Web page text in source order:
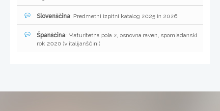
Slovenščina: Predmetni izpitni katalog 2025 in 2026
Španščina: Maturitetna pola 2, osnovna raven, spomladanski
rok 2020 (v italijanščini)